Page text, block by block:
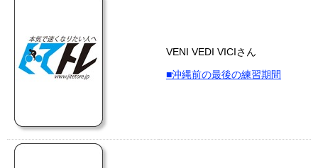
VENI VEDI VICIさん
■沖縄前の最後の練習期間